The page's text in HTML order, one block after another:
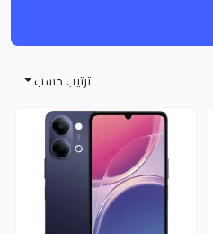
ترتيب حسب